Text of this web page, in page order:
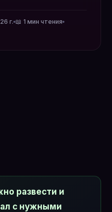
г. 📖 1 мин чтения
развести и
с нужными